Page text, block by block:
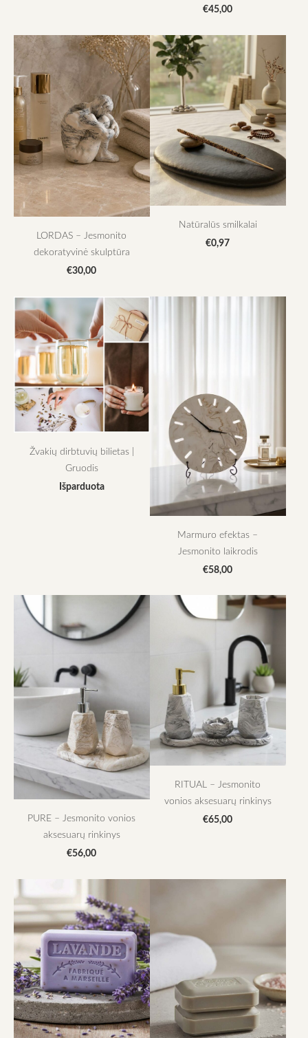
€45,00
LORDAS – Jesmonito
dekoratyvinė skulptūra
€30,00
Natūralūs smilkalai
€0,97
Žvakių dirbtuvių bilietas |
Gruodis
Išparduota
Marmuro efektas –
Jesmonito laikrodis
€58,00
PURE – Jesmonito vonios
aksesuarų rinkinys
€56,00
RITUAL – Jesmonito
vonios aksesuarų rinkinys
€65,00